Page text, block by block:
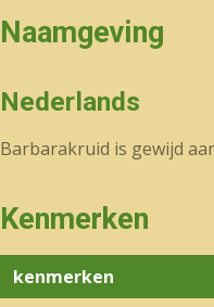
Naamgeving
Nederlands
Barbarakruid is gewijd
Kenmerken
kenmerken